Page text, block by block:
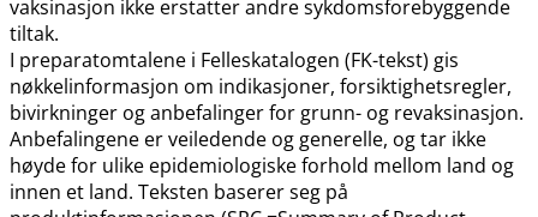
vaksinasjon ikke erstatter andre sykdomsforebyggende
tiltak.
I preparatomtalene i Felleskatalogen (FK-tekst) gis
nøkkelinformasjon om indikasjoner, forsiktighetsregler,
bivirkninger og anbefalinger for grunn- og revaksinasjon.
Anbefalingene er veiledende og generelle, og tar ikke
høyde for ulike epidemiologiske forhold mellom land og
innen et land. Teksten baserer seg på